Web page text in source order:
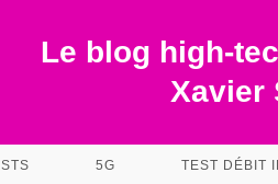
Le blog high-
Xavier
5G TEST DÉBIT